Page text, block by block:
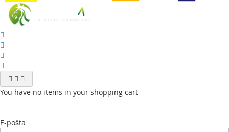
You have no items in your shopping cart
E-pošta